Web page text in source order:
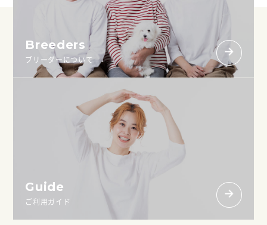
Breeders
ブリーダーについて
Guide
ご利用ガイド